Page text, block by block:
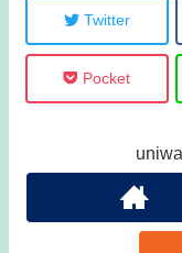
Twitter
Pocket